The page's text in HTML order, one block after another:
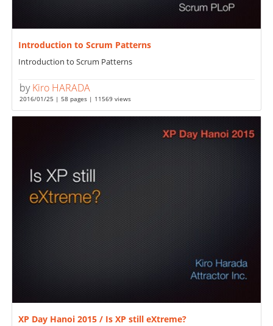
Introduction to Scrum Patterns
Introduction to Scrum Patterns
byKiro HARADA
2016/01/25 | 58 pages | 11569 views
XP Day Hanoi 2015 / Is XP still eXtreme?